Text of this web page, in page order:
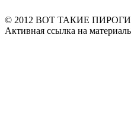
© 2012 ВОТ ТАКИЕ ПИРОГИ.
Активная ссылка на